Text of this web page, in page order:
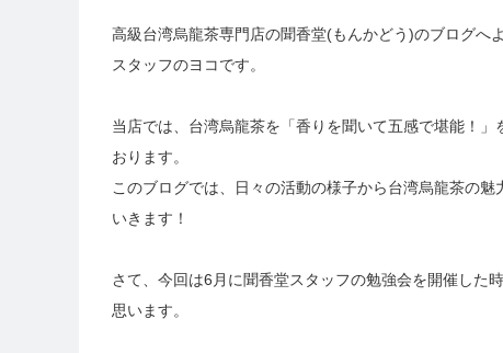
高級台湾烏龍茶専門店の聞香堂(もんかどう)のブログへ
スタッフのヨコです。
当店では、台湾烏龍茶を「香りを聞いて五感で堪能！」
おります。
このブログでは、日々の活動の様子から台湾烏龍茶の魅
いきます！
さて、今回は6月に聞香堂スタッフの勉強会を開催した
思います。